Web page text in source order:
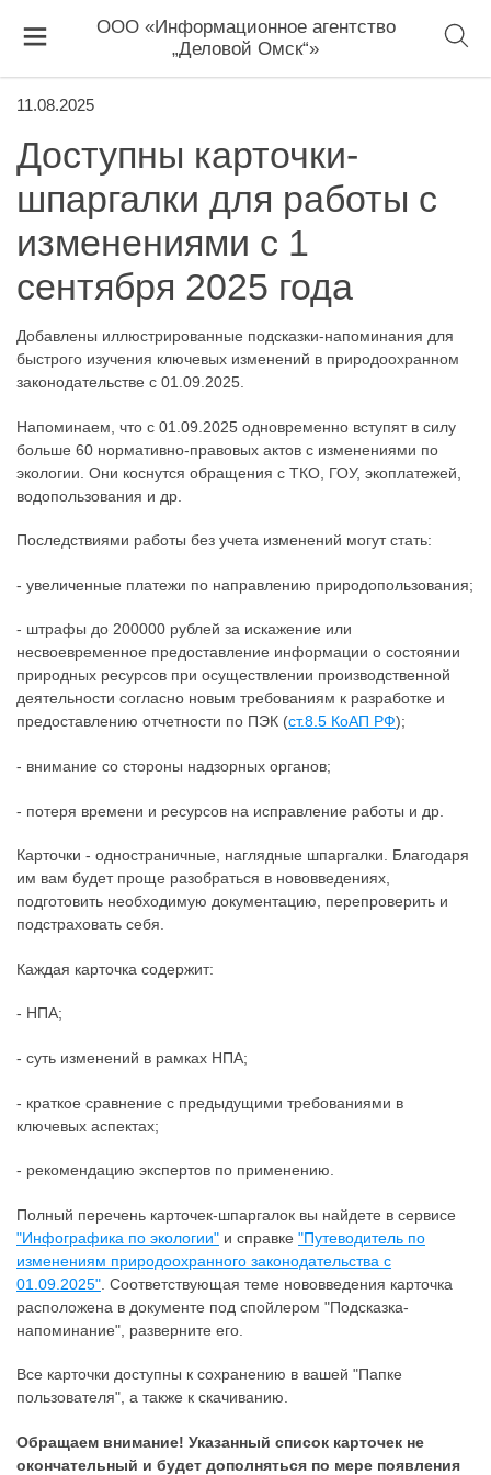
ООО «Информационное агентство
„Деловой Омск“»
11.08.2025
Доступны карточки-
шпаргалки для работы с
изменениями с 1
сентября 2025 года
Добавлены иллюстрированные подсказки-напоминания для
быстрого изучения ключевых изменений в природоохранном
законодательстве с 01.09.2025.
Напоминаем, что с 01.09.2025 одновременно вступят в силу
больше 60 нормативно-правовых актов с изменениями по
экологии. Они коснутся обращения с ТКО, ГОУ, экоплатежей,
водопользования и др.
Последствиями работы без учета изменений могут стать:
- увеличенные платежи по направлению природопользования;
- штрафы до 200000 рублей за искажение или
несвоевременное предоставление информации о состоянии
природных ресурсов при осуществлении производственной
деятельности согласно новым требованиям к разработке и
предоставлению отчетности по ПЭК (ст.8.5 КоАП РФ);
- внимание со стороны надзорных органов;
- потеря времени и ресурсов на исправление работы и др.
Карточки - одностраничные, наглядные шпаргалки. Благодаря
им вам будет проще разобраться в нововведениях,
подготовить необходимую документацию, перепроверить и
подстраховать себя.
Каждая карточка содержит:
- НПА;
- суть изменений в рамках НПА;
- краткое сравнение с предыдущими требованиями в
ключевых аспектах;
- рекомендацию экспертов по применению.
Полный перечень карточек-шпаргалок вы найдете в сервисе
"Инфографика по экологии" и справке "Путеводитель по
изменениям природоохранного законодательства с
01.09.2025" . Соответствующая теме нововведения карточка
расположена в документе под спойлером "Подсказка-
напоминание", разверните его.
Все карточки доступны к сохранению в вашей "Папке
пользователя", а также к скачиванию.
Обращаем внимание! Указанный список карточек не
окончательный и будет дополняться по мере появления